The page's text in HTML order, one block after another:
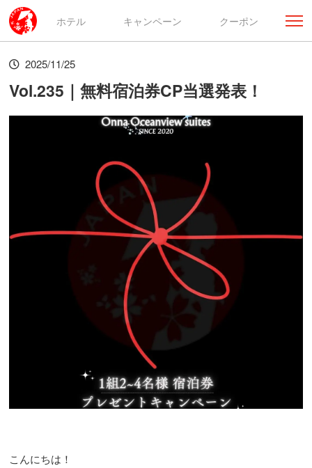
ホテル キャンペーン クーポン
2025/11/25
Vol.235｜無料宿泊券CP当選発表！
こんにちは！